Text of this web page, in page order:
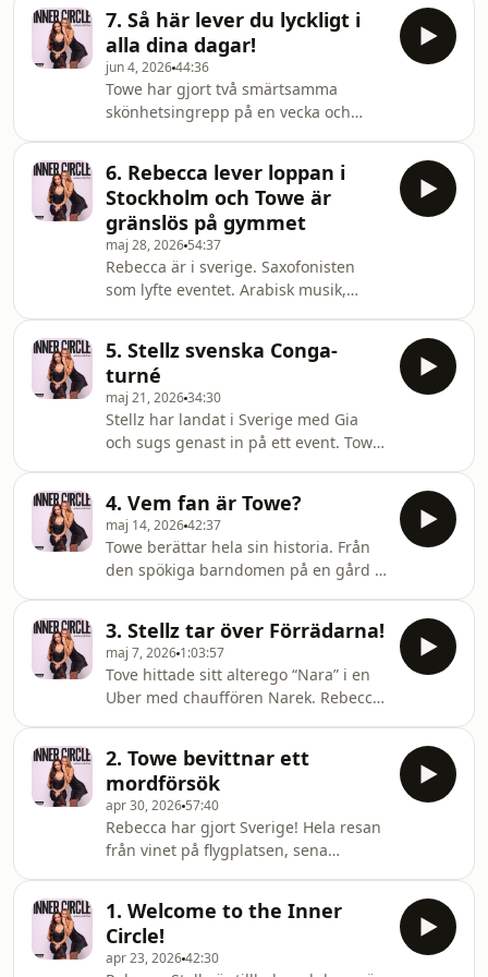
@RebeccaStella | @towelernesjoMer
på: @innercirclepoddRedaktör/klipp:
thepodfather_magnus Hos
glitter.Dessutom: Masih råkar äta
anka efter flera år som vegetarian,
leverfläcksdrama, Stellz bortlasrade
ögonbryn, olämpligt (?) skratt på
farmors begravning, svensk sushi,
kebabrullar och Stellz sommar-
prestationsångest. Let's
go!Programledare: @RebeccaStella |
7. Så här lever du lyckligt i
alla dina dagar!
jun 4, 202644:36
Towe har gjort två smärtsamma
skönhetsingrepp på en vecka och
armhålan, märkliga läkare och en hel
del ångest.Stellz har varit på baby
showers, Vogue-event och hälsat på
hos Anis Don Demina. Dessutom om
varför vi blivit besatta av att optimera
livet, varför några glas vin med
vänner kanske är bättre än perfekt
sömn och hur
6. Rebecca lever loppan i
Stockholm och Towe är
gränslös på gymmet
maj 28, 2026 54:37
Rebecca är i sverige. Saxofonisten
som lyfte eventet. Arabisk musik,
lever sitt bästa California-liv med
hikes, stranddagar, rosé och delfiner
och obehaglig män på
stigen.Dessutom: gymfolk som luktar
kudde, sex med en å i Borås, varför
ingen ska prata med folk före lunch
och varför Rebecka kanske egentligen
borde göra rösten i P
5. Stellz svenska Conga-
turné
maj 21, 202634:30
Stellz har landat i Sverige med Gia
och sugs genast in på ett event. Towe
Sweden House, Pippi-tält, kvinnorna
som räddar flygresan och vem är
personen som drog i gång Conga-
tåget?! Dessutom: mystisk
Stockholmsmusik, Let’s dance-
revanch, stulna hotellkuddar och en
mycket obehaglig fittprick. Let’s
go.Programledare: @RebeccaSte
4. Vem fan är Towe?
maj 14, 202642:37
Towe berättar hela sin historia. Från
den spökiga barndomen på en gård i
vid första ögonkastet, efterfester,
McDonalds-order och varför hon
smög iväg.Dessutom: virala
kiropraktorer i Höllviken,
leverfläcksångest, prutttävlingen
“Guess my fart”, skolavslutningar,
packningskaos, försäljningsrekord
och varför skåningar tydlige
3. Stellz tar över Förrädarna!
maj 7, 2026 1:03:57
Tove hittade sitt alterego “Nara” i en
Uber med chauffören Narek. Rebecca
sova själva men får utmärkelser i
skolan, mörka portaler i Mexiko och
varför Tove vill amputera sina
leverfläckar efter Rebeccas
reaktioner.Dessutom: Metgalan,
Paradise Hotel-finalen,
strippstångsdrömmar, Diana Ross
vagina-låt och varför Rebecca
fungerar för
2. Towe bevittnar ett
mordförsök
apr 30, 2026 57:40
Rebecca har gjort Sverige! Hela resan
från vinet på flygplatsen, sena
Det snackas twerkning i skafferiet,
otroliga fotbollsminnen,
manifestationskunskap, Coachella och
1. Welcome to the Inner
Circle!
apr 23, 202642:30